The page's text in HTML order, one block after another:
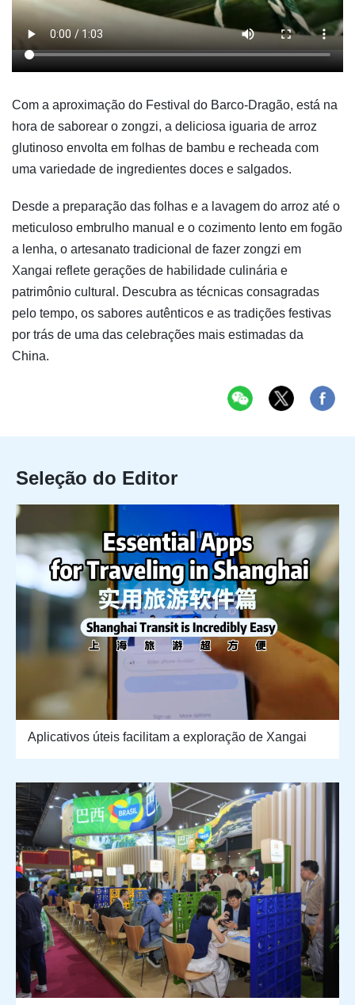
Com a aproximação do Festival do Barco-Dragão, está na
hora de saborear o zongzi, a deliciosa iguaria de arroz
glutinoso envolta em folhas de bambu e recheada com
uma variedade de ingredientes doces e salgados.
Desde a preparação das folhas e a lavagem do arroz até o
meticuloso embrulho manual e o cozimento lento em fogão
a lenha, o artesanato tradicional de fazer zongzi em
Xangai reflete gerações de habilidade culinária e
patrimônio cultural. Descubra as técnicas consagradas
pelo tempo, os sabores autênticos e as tradições festivas
por trás de uma das celebrações mais estimadas da
China.
Seleção do Editor
Aplicativos úteis facilitam a exploração de Xangai